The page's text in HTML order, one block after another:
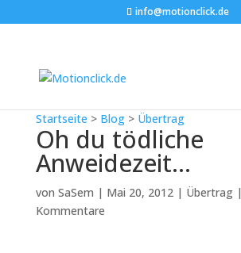
info@motionclick.de
Startseite > Blog> Übertrag
Oh du tödliche
Anweidezeit…
von SaSem | Mai 20, 2012| Übertrag|
Kommentare